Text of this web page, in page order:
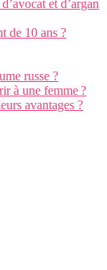
et d’argan
de 10 ans ?
russe ?
à une femme ?
avantages ?